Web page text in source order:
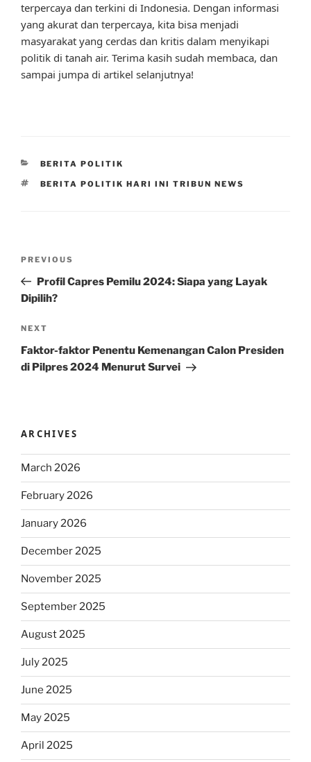
terpercaya dan terkini di Indonesia. Dengan informasi
yang akurat dan terpercaya, kita bisa menjadi
masyarakat yang cerdas dan kritis dalam menyikapi
politik di tanah air. Terima kasih sudah membaca, dan
sampai jumpa di artikel selanjutnya!
CATEGORIES
BERITA POLITIK
TAGS
BERITA POLITIK HARI INI TRIBUN NEWS
Previous
Post
PREVIOUS
Profil Capres Pemilu 2024: Siapa yang Layak
Dipilih?
Next
Post
NEXT
Faktor-faktor Penentu Kemenangan Calon Presiden
di Pilpres 2024 Menurut Survei
ARCHIVES
March 2026
February 2026
January 2026
December 2025
November 2025
September 2025
August 2025
July 2025
June 2025
May 2025
April 2025